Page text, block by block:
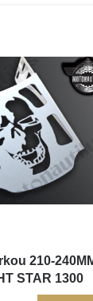
210-
STAR 1300